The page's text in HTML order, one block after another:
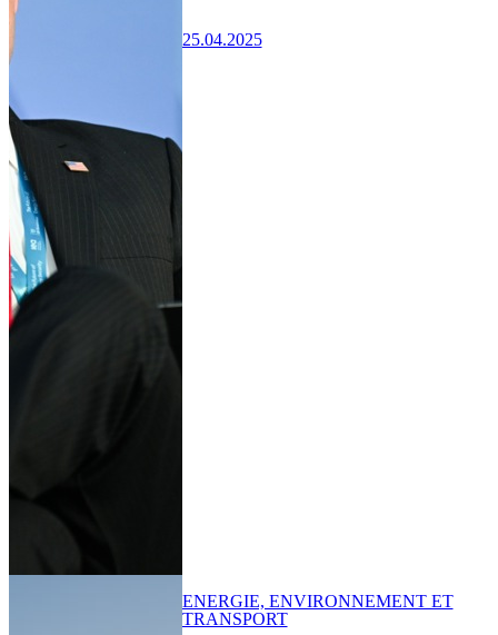
25.04.2025
ENERGIE, ENVIRONNEMENT ET
TRANSPORT